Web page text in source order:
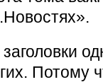
Потому